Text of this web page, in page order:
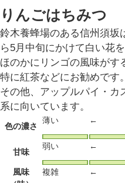
りんごはちみつ
鈴木養蜂場のある信州須坂
ら5月中旬にかけて白い花を
ほのかにリンゴの風味がす
特に紅茶などにお勧めです。
その他、アップルパイ・カ
系に向いています。
色の濃さ
薄い ←
甘味
弱い ←
風味
複雑 ←